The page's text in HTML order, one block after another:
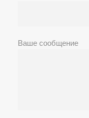
Ваше сообщение